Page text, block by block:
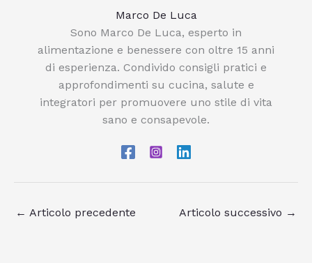
Marco De Luca
Sono Marco De Luca, esperto in
alimentazione e benessere con oltre 15 anni
di esperienza. Condivido consigli pratici e
approfondimenti su cucina, salute e
integratori per promuovere uno stile di vita
sano e consapevole.
← Articolo precedente Articolo successivo →